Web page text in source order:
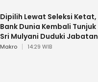
Dipilih Lewat Seleksi Ketat,
Bank Dunia Kembali Tunjuk
Sri Mulyani Duduki Jabatan
Strategis
Makro 14:29 WIB